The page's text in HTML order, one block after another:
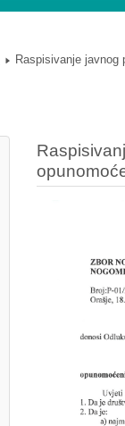
Raspisivanje javnog